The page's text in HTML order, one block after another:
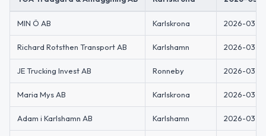
MIN Ö AB Karlskrona 2026-03-
Richard Rotsthen Transport AB Karlshamn 2026-03-
JE Trucking Invest AB Ronneby 2026-03-
Maria Mys AB Karlskrona 2026-03-
Adam i Karlshamn AB Karlshamn 2026-03-